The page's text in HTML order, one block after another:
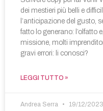
dei mestieri più belli e
l’anticipazione del gusto,
fatto lo generano: l’olfatto
missione, molti
gravi errori: li conosci?
LEGGI TUTTO »
Andrea Serra 19/12/2023